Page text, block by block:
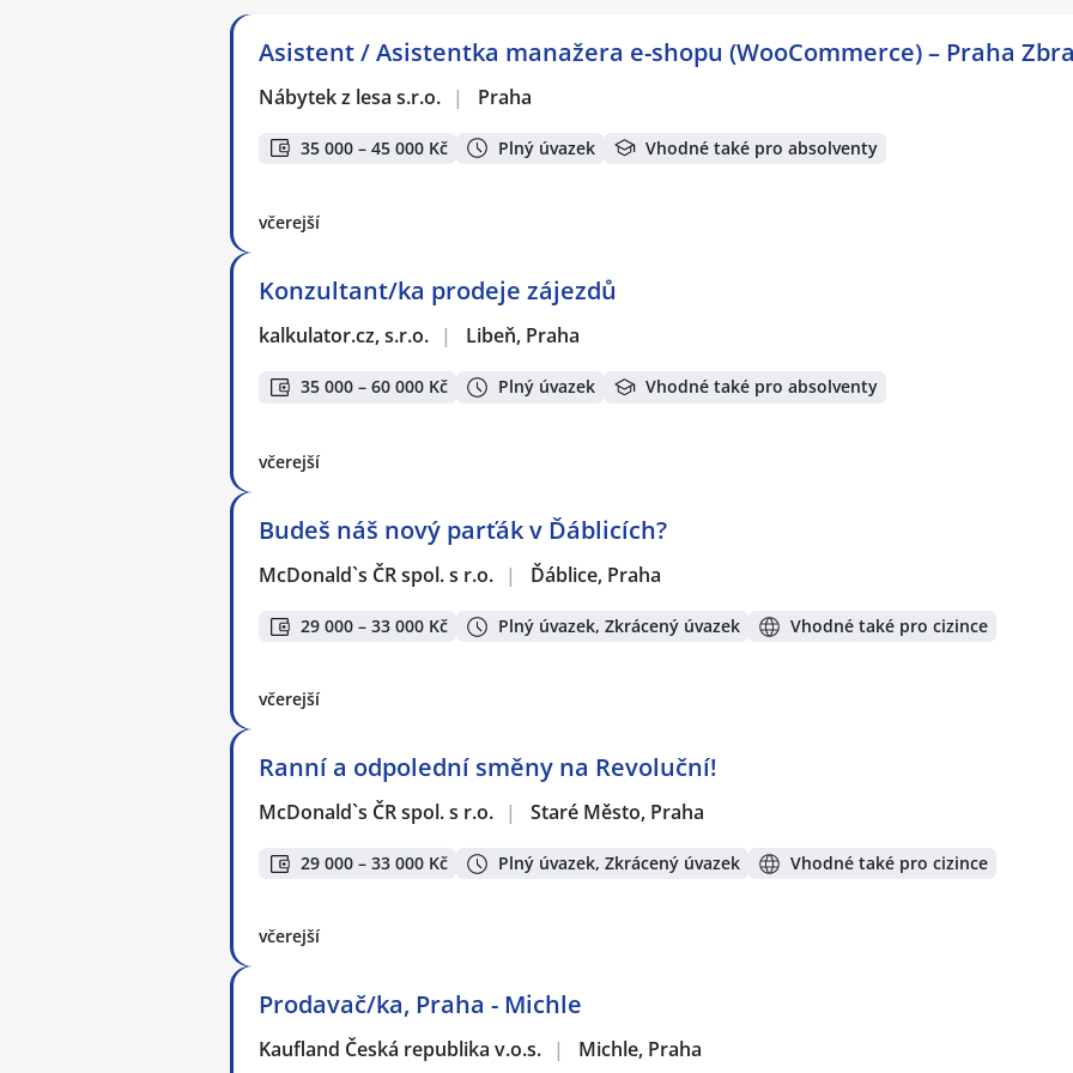
Asistent / Asistentka manažera e-shopu (WooCommerce) – Praha
Nábytek z lesa s.r.o. | Praha
35 000 – 45 000 Kč Plný úvazek Vhodné také pro absolventy
včerejší
Konzultant/ka prodeje zájezdů
kalkulator.cz, s.r.o. | Libeň, Praha
35 000 – 60 000 Kč Plný úvazek Vhodné také pro absolventy
včerejší
Budeš náš nový parťák v Ďáblicích?
McDonald`s ČR spol. s r.o. | Ďáblice, Praha
29 000 – 33 000 Kč Plný úvazek, Zkrácený úvazek Vhodné také pro cizince
včerejší
Ranní a odpolední směny na Revoluční!
McDonald`s ČR spol. s r.o. | Staré Město, Praha
29 000 – 33 000 Kč Plný úvazek, Zkrácený úvazek Vhodné také pro cizince
včerejší
Prodavač/ka, Praha - Michle
Kaufland Česká republika v.o.s. | Michle, Praha